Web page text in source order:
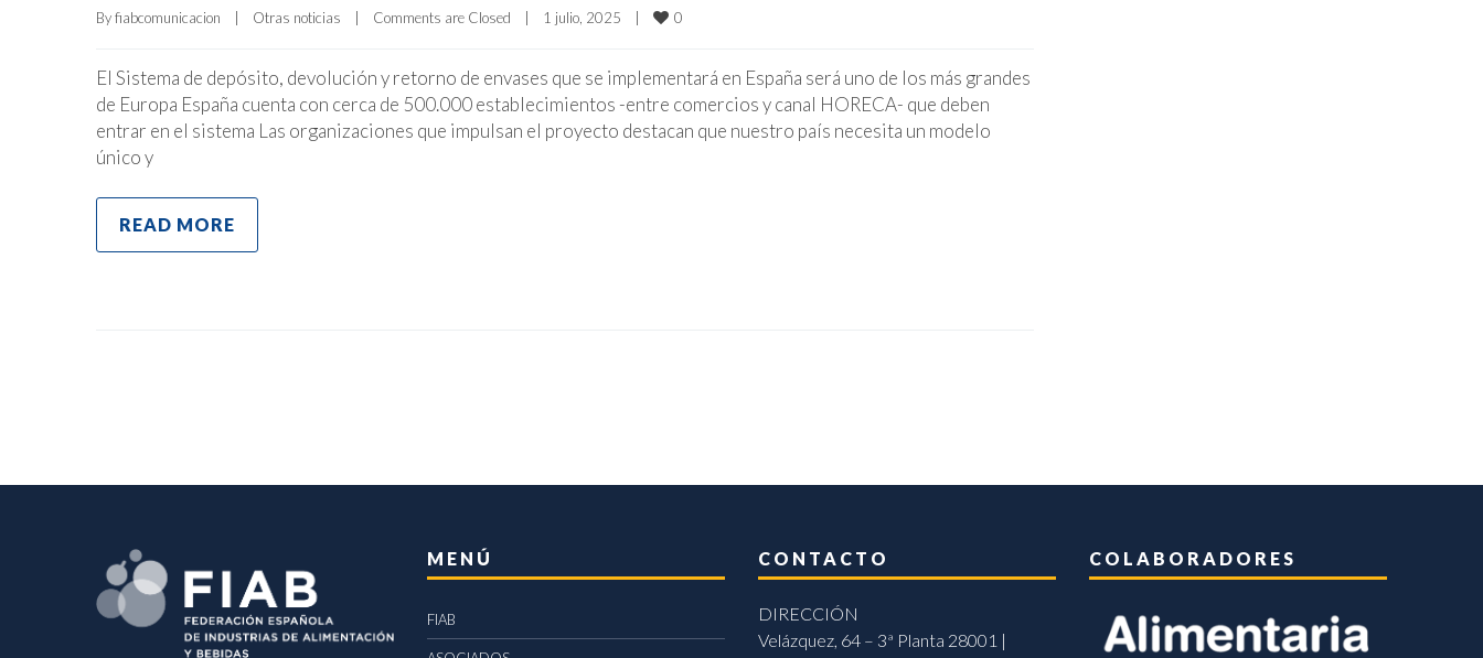
By fiabcomunicacion Otras noticias Comments are Closed 1 julio, 2025 0
El Sistema de depósito, devolución y retorno de envases que se implementará en España será uno de los más grandes
de Europa España cuenta con cerca de 500.000 establecimientos -entre comercios y canal HORECA- que deben
entrar en el sistema Las organizaciones que impulsan el proyecto destacan que nuestro país necesita un modelo
único y
READ MORE
MENÚ
FIAB
CONTACTO
DIRECCIÓN
Velázquez, 64 – 3ª Planta 28001 |
COLABORADORES